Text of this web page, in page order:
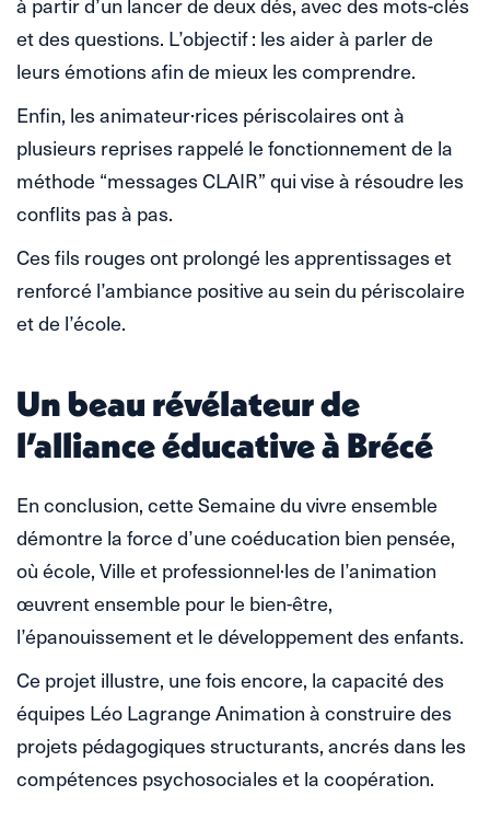
et des questions. L’objectif : les aider à parler de
leurs émotions afin de mieux les comprendre.
Enfin, les animateur·rices périscolaires ont à
plusieurs reprises rappelé le fonctionnement de la
méthode “messages CLAIR” qui vise à résoudre les
conflits pas à pas.
Ces fils rouges ont prolongé les apprentissages et
renforcé l’ambiance positive au sein du périscolaire
et de l’école.
Un beau révélateur de
l’alliance éducative à Brécé
En conclusion, cette Semaine du vivre ensemble
démontre la force d’une coéducation bien pensée,
où école, Ville et professionnel·les de l’animation
œuvrent ensemble pour le bien-être,
l’épanouissement et le développement des enfants.
Ce projet illustre, une fois encore, la capacité des
équipes Léo Lagrange Animation à construire des
projets pédagogiques structurants, ancrés dans les
compétences psychosociales et la coopération.